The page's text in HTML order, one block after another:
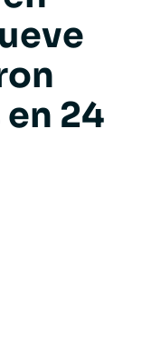
24